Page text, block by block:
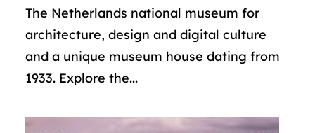
The Netherlands national museum for
architecture, design and digital culture
and a unique museum house dating from
1933. Explore the...